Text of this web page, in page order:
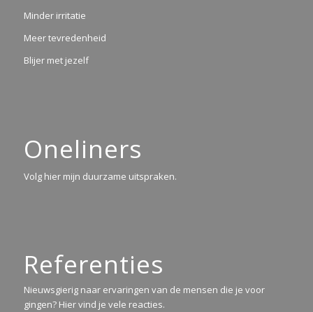
Minder irritatie
Meer tevredenheid
Blijer met jezelf
Oneliners
Volg hier mijn duurzame uitspraken.
Referenties
Nieuwsgierig naar ervaringen van de mensen die je voor
gingen? Hier vind je vele reacties.